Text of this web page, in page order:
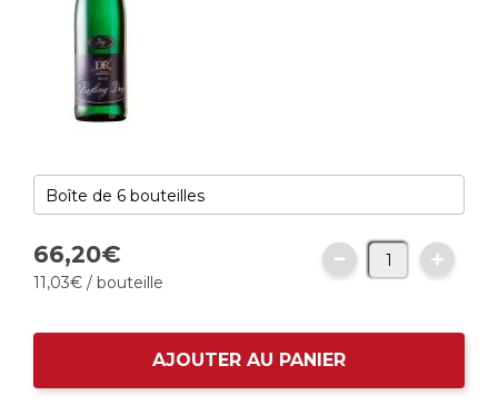
66,20€
11,03€ / bouteille
AJOUTER AU PANIER